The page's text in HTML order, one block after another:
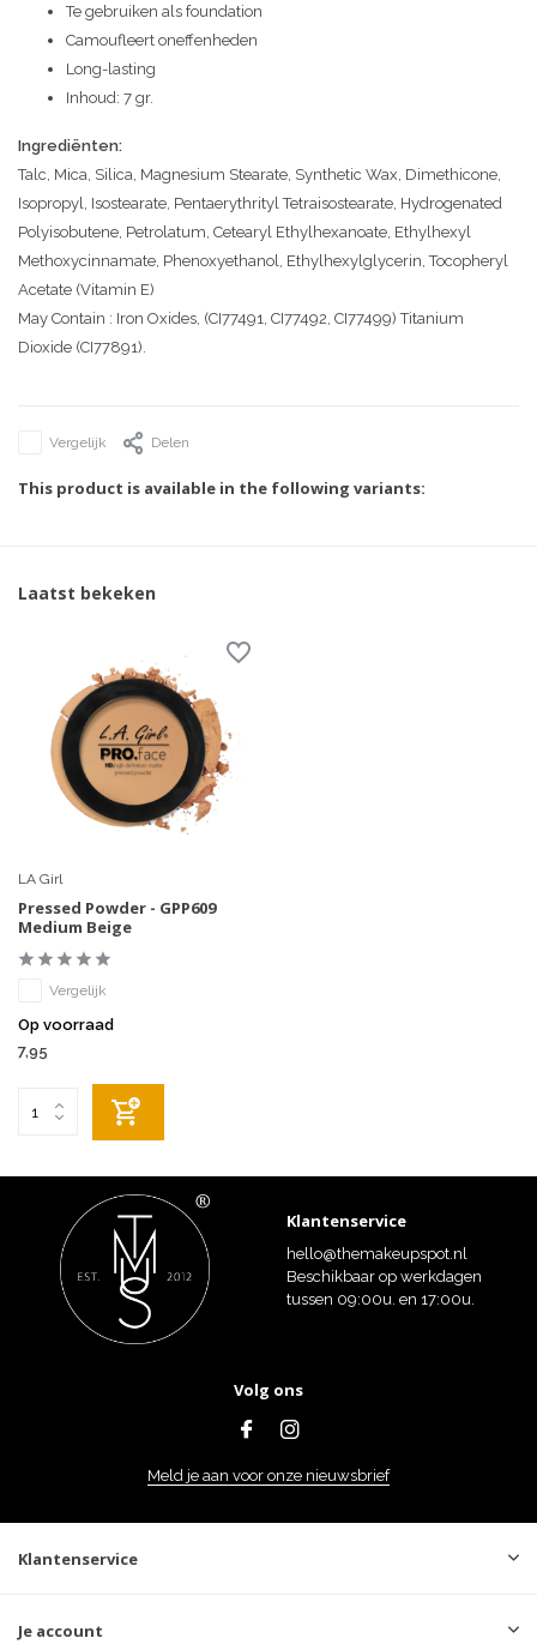
Te gebruiken als foundation
Camoufleert oneffenheden
Long-lasting
Inhoud: 7 gr.
Ingrediënten:
Talc, Mica, Silica, Magnesium Stearate, Synthetic Wax, Dimethicone,
Isopropyl, Isostearate, Pentaerythrityl Tetraisostearate, Hydrogenated
Polyisobutene, Petrolatum, Cetearyl Ethylhexanoate, Ethylhexyl
Methoxycinnamate, Phenoxyethanol, Ethylhexylglycerin, Tocopheryl
Acetate (Vitamin E)
May Contain : Iron Oxides, (CI77491, CI77492, CI77499) Titanium
Dioxide (CI77891).
Vergelijk Delen
This product is available in the following variants:
Laatst bekeken
LA Girl
Pressed Powder - GPP609
Medium Beige
Vergelijk
Op voorraad
7,95
Klantenservice
hello@themakeupspot.nl
Beschikbaar op werkdagen
tussen 09:00u. en 17:00u.
Volg ons
Meld je aan voor onze nieuwsbrief
Klantenservice
Je account